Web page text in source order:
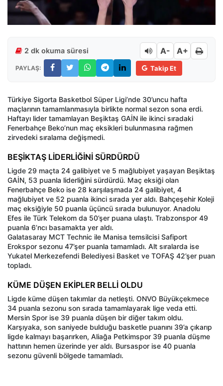
2 dk okuma süresi A- A+
PAYLAŞ: Takip Et
Türkiye Sigorta Basketbol Süper Ligi’nde 30’uncu hafta
maçlarının tamamlanmasıyla birlikte normal sezon sona erdi.
Haftayı lider tamamlayan Beşiktaş GAİN ile ikinci sıradaki
Fenerbahçe Beko’nun maç eksikleri bulunmasına rağmen
zirvedeki sıralama değişmedi.
BEŞİKTAŞ LİDERLİĞİNİ SÜRDÜRDÜ
Ligde 29 maçta 24 galibiyet ve 5 mağlubiyet yaşayan Beşiktaş
GAİN, 53 puanla liderliğini sürdürdü. Maç eksiği olan
Fenerbahçe Beko ise 28 karşılaşmada 24 galibiyet, 4
mağlubiyet ve 52 puanla ikinci sırada yer aldı. Bahçeşehir Koleji
maç eksiğiyle 50 puanla üçüncü sırada bulunuyor. Anadolu
Efes ile Türk Telekom da 50’şer puana ulaştı. Trabzonspor 49
puanla 6’ncı basamakta yer aldı.
Galatasaray MCT Technic ile Manisa temsilcisi Safiport
Erokspor sezonu 47’şer puanla tamamladı. Alt sıralarda ise
Yukatel Merkezefendi Belediyesi Basket ve TOFAŞ 42’şer puan
topladı.
KÜME DÜŞEN EKİPLER BELLİ OLDU
Ligde küme düşen takımlar da netleşti. ONVO Büyükçekmece
34 puanla sezonu son sırada tamamlayarak lige veda etti.
Mersin Spor ise 39 puanla düşen bir diğer takım oldu.
Karşıyaka, son saniyede bulduğu basketle puanını 39’a çıkarıp
ligde kalmayı başarırken, Aliağa Petkimspor 39 puanla düşme
hattının hemen üzerinde yer aldı. Bursaspor ise 40 puanla
sezonu güvenli bölgede tamamladı.